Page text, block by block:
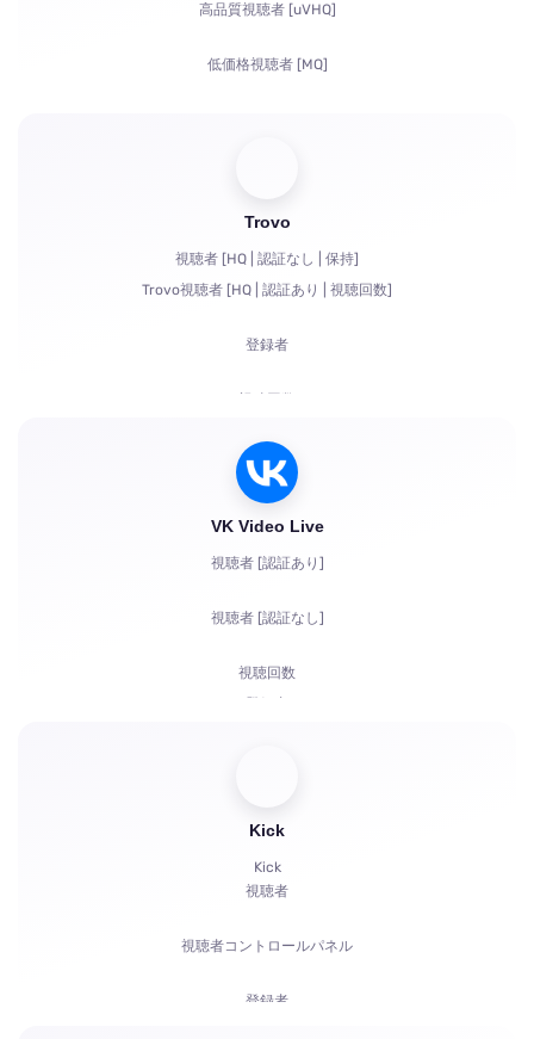
高品質視聴者 [uVHQ]
低価格視聴者 [MQ]
Bits | 有料サブスクリプション | Primes
チャットボット
チャットでのライブコミュニケーション
苦情
Trovo
視聴者 [HQ | 認証なし | 保持]
Trovo視聴者 [HQ | 認証あり | 視聴回数]
登録者
VK Video Live
視聴者 [認証あり]
視聴者 [認証なし]
視聴回数
Kick
Kick
視聴者
視聴者コントロールパネル
登録者